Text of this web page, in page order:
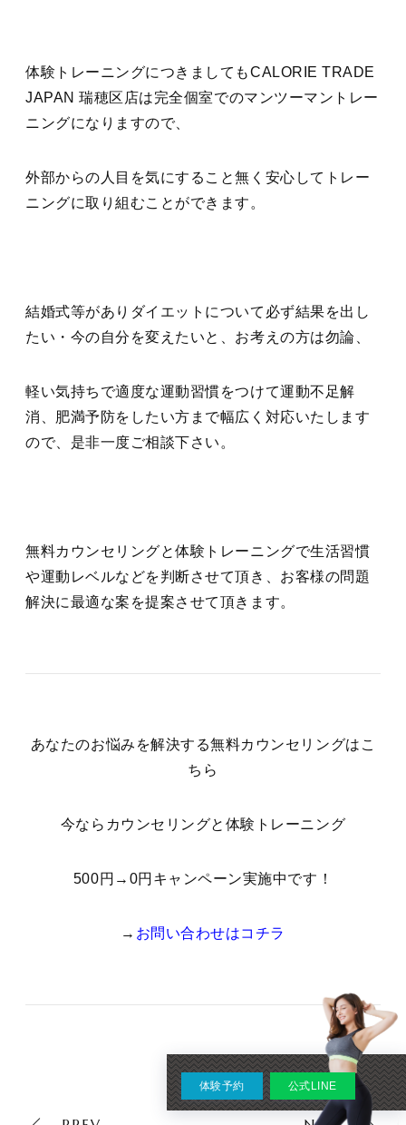
体験予約 公式LINE
体験トレーニングにつきましてもCALORIE TRADE
JAPAN 瑞穂区店は完全個室でのマンツーマントレー
ニングになりますので、
外部からの人目を気にすること無く安心してトレー
ニングに取り組むことができます。
結婚式等がありダイエットについて必ず結果を出し
たい・今の自分を変えたいと、お考えの方は勿論、
軽い気持ちで適度な運動習慣をつけて運動不足解
消、肥満予防をしたい方まで幅広く対応いたします
ので、是非一度ご相談下さい。
無料カウンセリングと体験トレーニングで生活習慣
や運動レベルなどを判断させて頂き、お客様の問題
解決に最適な案を提案させて頂きます。
あなたのお悩みを解決する無料カウンセリングはこ
ちら
今ならカウンセリングと体験トレーニング
500円→0円キャンペーン実施中です！
→ お問い合わせはコチラ